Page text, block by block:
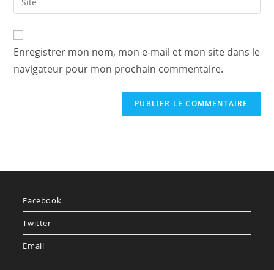
Enregistrer mon nom, mon e-mail et mon site dans le
navigateur pour mon prochain commentaire.
Facebook
Twitter
Email